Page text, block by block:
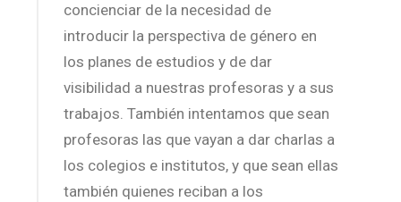
concienciar de la necesidad de
introducir la perspectiva de género en
los planes de estudios y de dar
visibilidad a nuestras profesoras y a sus
trabajos. También intentamos que sean
profesoras las que vayan a dar charlas a
los colegios e institutos, y que sean ellas
también quienes reciban a los